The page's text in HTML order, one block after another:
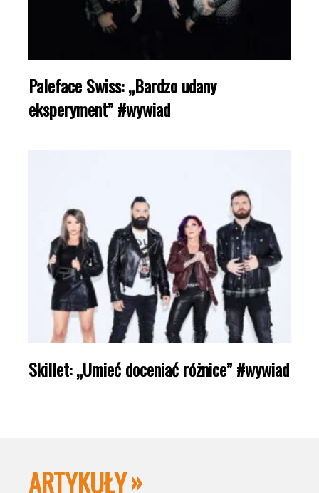
Paleface Swiss: „Bardzo udany
eksperyment” #wywiad
Skillet: „Umieć doceniać różnice” #wywiad
ARTYKUŁY